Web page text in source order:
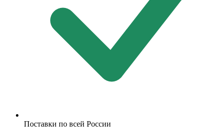
Поставки по всей России